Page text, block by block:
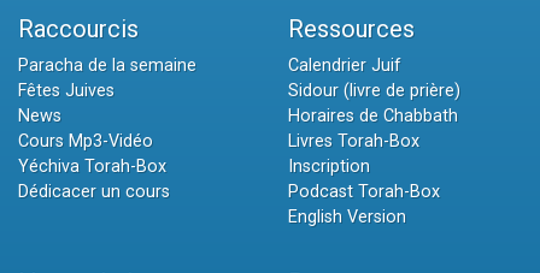
Raccourcis
Paracha de la semaine
Fêtes Juives
News
Cours Mp3-Vidéo
Yéchiva Torah-Box
Dédicacer un cours
Ressources
Calendrier Juif
Sidour (livre de prière)
Horaires de Chabbath
Livres Torah-Box
Inscription
Podcast Torah-Box
English Version